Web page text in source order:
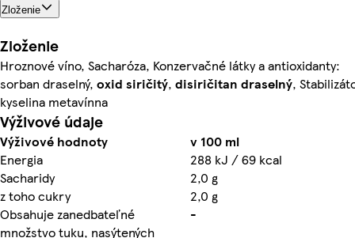
Zloženie
Zloženie
Hroznové víno, Sacharóza, Konzervačné látky a antioxidanty:
sorban draselný, oxid siričitý, disiričitan draselný,
kyselina metavínna
Výživové údaje
Výživové hodnoty
v 100 ml
Energia
288 kJ / 69 kcal
Sacharidy
2,0 g
z toho cukry
2,0 g
Obsahuje zanedbateľné
množstvo tuku, nasýtených
-